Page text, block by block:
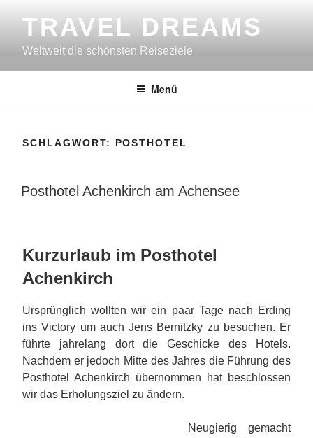
InhaltTRAVEL DREAMS
Weltweit die schönsten Reiseziele
Menü
SCHLAGWORT: POSTHOTEL
VERÖFFENTLICHT
Posthotel Achenkirch am Achensee
Kurzurlaub im Posthotel
Achenkirch
Ursprünglich wollten wir ein paar Tage nach Erding
ins Victory um auch Jens Bernitzky zu besuchen. Er
führte jahrelang dort die Geschicke des Hotels.
Nachdem er jedoch Mitte des Jahres die Führung des
Posthotel Achenkirch übernommen hat beschlossen
wir das Erholungsziel zu ändern.
Neugierig gemacht